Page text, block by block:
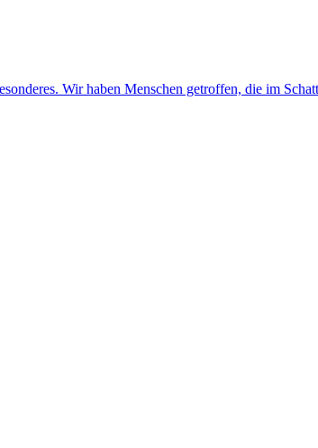
Wir haben Menschen getroffen, die im